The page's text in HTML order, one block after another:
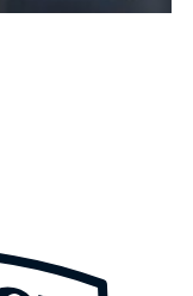
filter